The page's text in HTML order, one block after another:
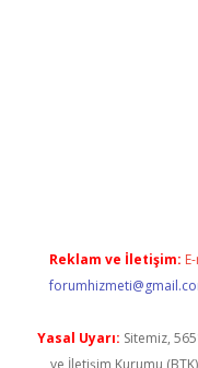
Reklam ve İletişim:
Yasal Uyarı: Sitemiz,
ve İletişim Kurumu